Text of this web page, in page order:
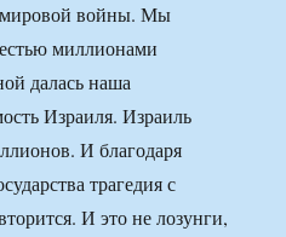
мировой войны. Мы
миллионами
далась наша
Израиля. Израиль
И благодаря
трагедия с
И это не лозунги,